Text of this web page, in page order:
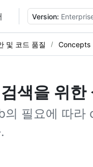
Version:
및 코드 품질 Concepts
색을 위한
의 필요에 따라